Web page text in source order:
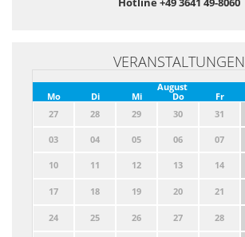
VERANSTALTUNGEN
August
Mo
Di Mi Do Fr
27
28 29 30 31
03 04 05 06 07
10 11 12 13 14
17 18 19 20 21
24 25 26 27 28